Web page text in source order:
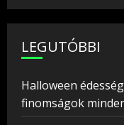
LEGUTÓBBI
Halloween
finomságok